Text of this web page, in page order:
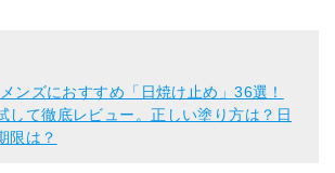
ンズにおすすめ「日焼け止め」36選！
して徹底レビュー。正しい塗り方は？日
限は？